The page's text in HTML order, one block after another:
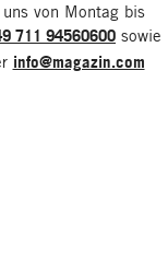
von Montag bis
711 94560600 sowie
info@magazin.com